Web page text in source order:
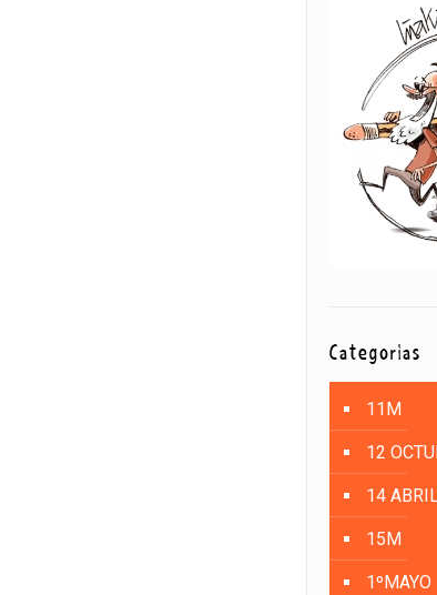
Categorías
11M
12
14
15M
1ºMAYO